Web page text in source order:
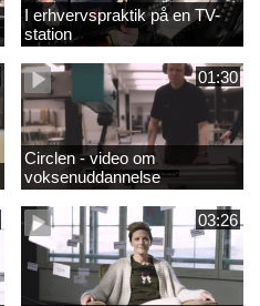
I erhvervspraktik på en TV-
station
01:30
Circlen - video om
voksenuddannelse
03:26